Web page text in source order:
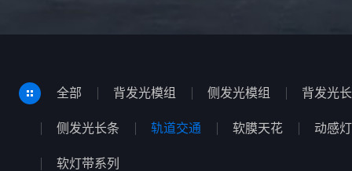
全部 背发光模组 侧发光模组 背发光
侧发光长条 轨道交通 软膜天花 动感
软灯带系列